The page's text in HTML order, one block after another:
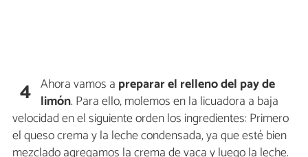
4 Ahora vamos a preparar el relleno del pay de
limón. Para ello, molemos en la licuadora a baja
velocidad en el siguiente orden los ingredientes: Primero
el queso crema y la leche condensada, ya que esté bien